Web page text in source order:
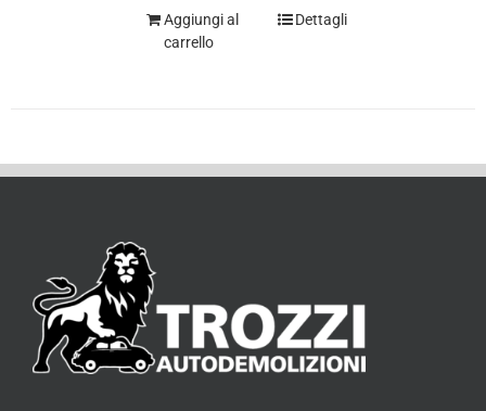
Aggiungi al
carrello
Dettagli